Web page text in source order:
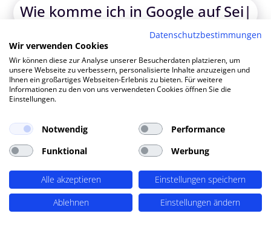
Wie komme ich in Google auf Sei|
TOP SEO DURCH DYNAMISCHE INHALTE
SEO-Agentur Leonberg ?
PERIMETRIK®!
PERIMETRIK® hat eine besonders erfolgreiche SEO
Methode entwickelt, die alle wesentlichen Bereiche
abdeckt: Recherche und Konzeption, technische
SEO Monitoring. Unsere SEO-Leistungen umfassen u.A.:
SEO-Analysen und Keyword Recherche (OnPage SEO
Analysen, Keyword Recherchen, Mitbewerber-Analyse,
Datenschutzbestimmungen
Wir verwenden Cookies
Wir können diese zur Analyse unserer Besucherdaten platzieren, um
unsere Webseite zu verbessern, personalisierte Inhalte anzuzeigen und
Ihnen ein großartiges Webseiten-Erlebnis zu bieten. Für weitere
Informationen zu den von uns verwendeten Cookies öffnen Sie die
Einstellungen.
Notwendig
Performance
Funktional
Werbung
Alle akzeptieren
Einstellungen speichern
Ablehnen
Einstellungen ändern